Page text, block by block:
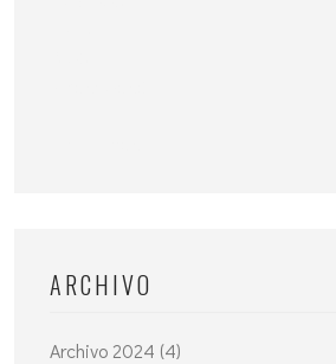
ARCHIVO
Archivo 2024 (4)